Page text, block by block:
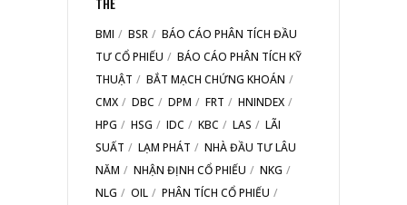
BMI BSR
BÁO CÁO PHÂN TÍCH ĐẦU
TƯ CỔ PHIẾU
BÁO CÁO PHÂN TÍCH KỸ
THUẬT
BẮT MẠCH CHỨNG KHOÁN
CMX
DBC DPM FRT
HNINDEX
HPG
HSG IDC KBC LAS
LÃI
SUẤT
LẠM PHÁT
NHÀ ĐẦU TƯ LÂU
NĂM
NHẬN ĐỊNH CỔ PHIẾU
NKG
NLG
OIL PHÂN TÍCH CỔ PHIẾU